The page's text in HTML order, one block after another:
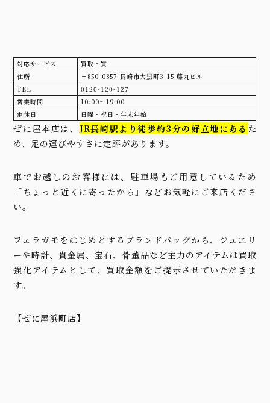
対応サービス
買取・質
住所
〒850-0857 長崎市大黒町3-15 藤丸ビル
TEL
0120-120-127
営業時間
10:00〜19:00
定休日
日曜・祝日・年末年始
ぜに屋本店は、 JR長崎駅より徒歩約3分の好立地にある た
め、足の運びやすさに定評があります。
車でお越しのお客様には、駐車場もご用意しているため
「ちょっと近くに寄ったから」などお気軽にご来店くださ
い。
フェラガモをはじめとするブランドバッグから、ジュエリ
ーや時計、貴金属、宝石、骨董品など主力のアイテムは買取
強化アイテムとして、買取金額をご提示させていただきま
す。
【ぜに屋浜町店】